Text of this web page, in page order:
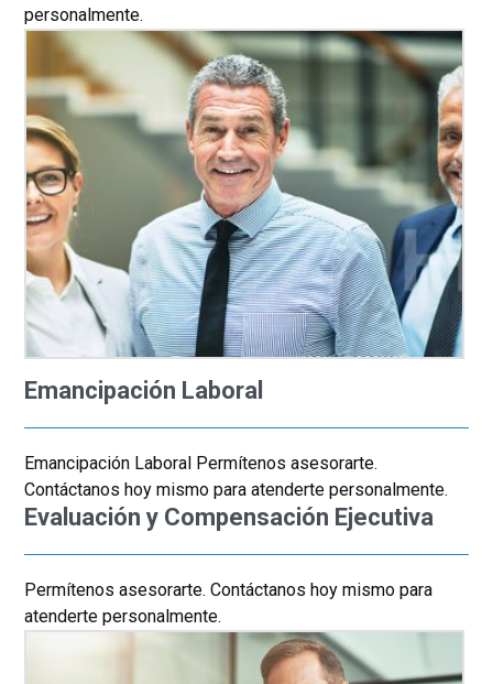
personalmente.
Emancipación Laboral
Emancipación Laboral Permítenos asesorarte.
Contáctanos hoy mismo para atenderte personalmente.
Evaluación y Compensación Ejecutiva
Permítenos asesorarte. Contáctanos hoy mismo para
atenderte personalmente.